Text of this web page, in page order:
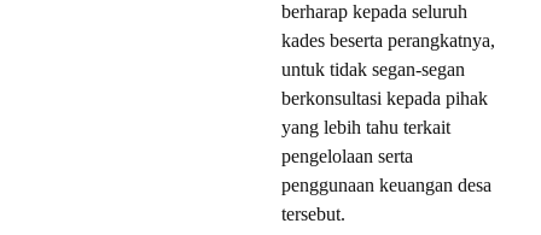
berharap kepada seluruh
kades beserta perangkatnya,
untuk tidak segan-segan
berkonsultasi kepada pihak
yang lebih tahu terkait
pengelolaan serta
penggunaan keuangan desa
tersebut.